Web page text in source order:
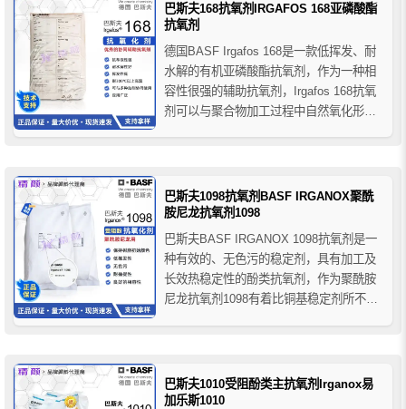
巴斯夫168抗氧剂IRGAFOS 168亚磷酸酯
抗氧剂
德国BASF Irgafos 168是一款低挥发、耐
水解的有机亚磷酸酯抗氧剂，作为一种相
容性很强的辅助抗氧剂，Irgafos 168抗氧
剂可以与聚合物加工过程中自然氧化形成
巴斯夫1098抗氧剂BASF IRGANOX聚酰
胺尼龙抗氧剂1098
巴斯夫BASF IRGANOX 1098抗氧剂是一
种有效的、无色污的稳定剂，具有加工及
长效热稳定性的酚类抗氧剂，作为聚酰胺
尼龙抗氧剂1098有着比铜基稳定剂所不可
优良的加工性和长效热稳定性的同时，良
好地保持了...
巴斯夫1010受阻酚类主抗氧剂Irganox易
加乐斯1010